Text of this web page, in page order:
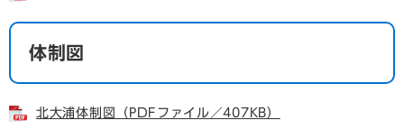
体制図
北大浦体制図（PDFファイル／407KB）